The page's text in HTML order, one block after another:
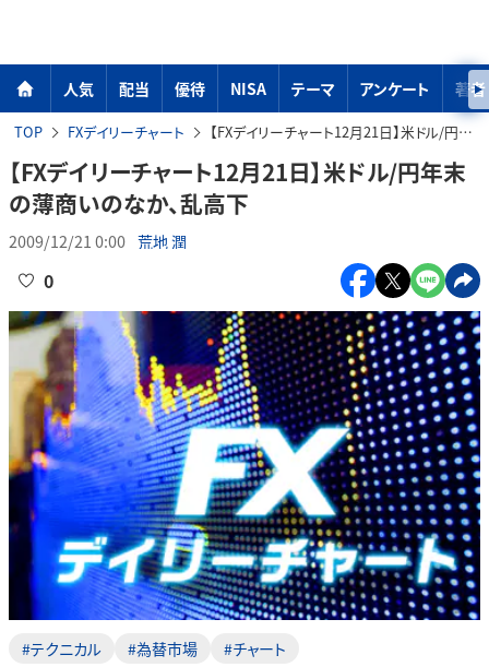
人気 配当 優待 NISA テーマ アンケート 著者
TOP FXデイリーチャート 【FXデイリーチャート12月21日】米ドル/円年末の薄商いのなか、乱高下
【FXデイリーチャート12月21日】米ドル/円年末
の薄商いのなか、乱高下
2009/12/21 0:00 荒地 潤
0
#テクニカル #為替市場 #チャート